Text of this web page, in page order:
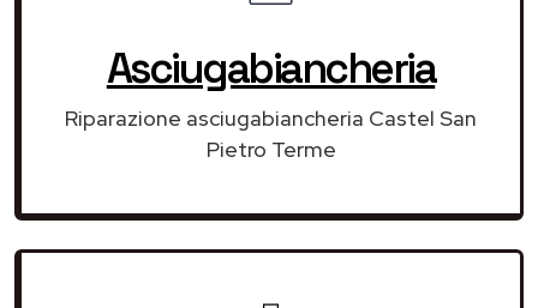
Asciugabiancheria
Riparazione asciugabiancheria Castel San
Pietro Terme